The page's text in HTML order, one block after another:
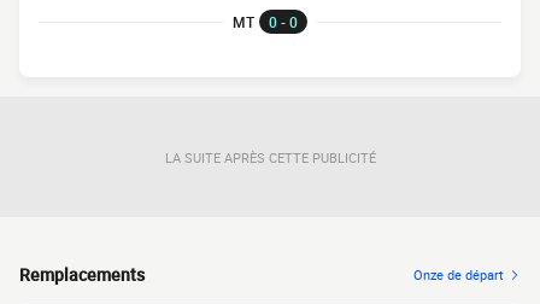
MT 0 - 0
LA SUITE APRÈS CETTE PUBLICITÉ
Remplacements Onze de départ